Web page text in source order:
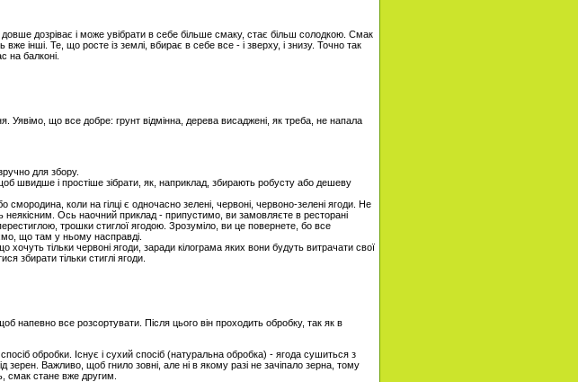
дозріває і може увібрати в себе більше смаку, стає більш солодкою. Смак
інші. Те, що росте із землі, вбирає в себе все - і зверху, і знизу. Точно так
на балконі.
що все добре: грунт відмінна, дерева висаджені, як треба, не напала
для збору.
швидше і простіше зібрати, як, наприклад, збирають робусту або дешеву
коли на гілці є одночасно зелені, червоні, червоно-зелені ягоди. Не
Ось наочний приклад - припустимо, ви замовляєте в ресторані
трошки стиглої ягодою. Зрозуміло, ви це повернете, бо все
що там у ньому насправді.
тільки червоні ягоди, заради кілограма яких вони будуть витрачати свої
збирати тільки стиглі ягоди.
напевно все розсортувати. Після цього він проходить обробку, так як в
обробки. Існує і сухий спосіб (натуральна обробка) - ягода сушиться з
зерен. Важливо, щоб гнило зовні, але ні в якому разі не зачіпало зерна, тому
смак стане вже другим.